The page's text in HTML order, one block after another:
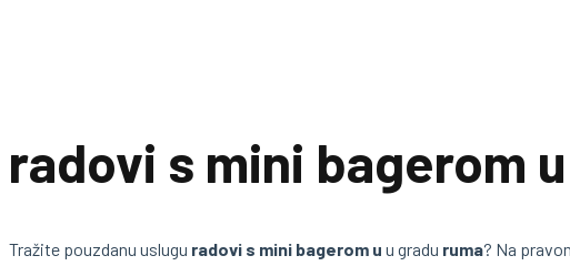
radovi s mini bagerom
Tražite pouzdanu uslugu radovi s mini bagerom u u gradu ruma? Na